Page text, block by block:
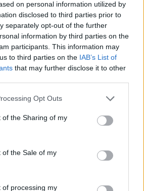
on personal information utilized by
disclosed to third parties prior to
separately opt-out of the further
information by third parties on the
participants. This information may
to third parties on the IAB’s List of
that may further disclose it to other
Opt Outs
of the Sharing of my
of the Sale of my
of processing my
was die aus dem Forum haben"
für alle da. Diejenigen die ihn nicht
die 'gemütlichen' Spieler die jeden
Gebiet vorknöpfen und so gar nicht
bemerken, welches ihnen
für Wiederbelebungen abknöpfen soll